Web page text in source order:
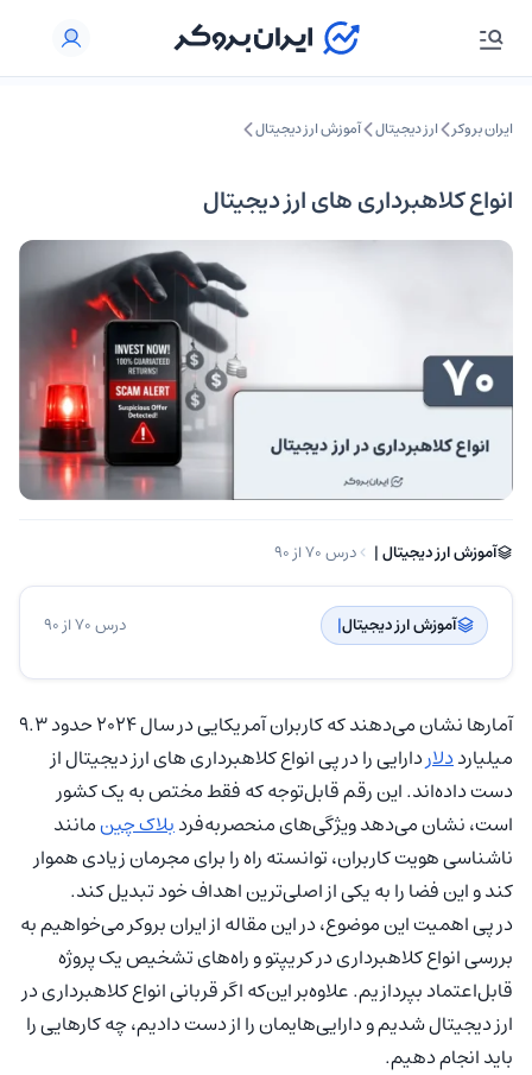
ایران بروکر ارز دیجیتال آموزش ارز دیجیتال
انواع کلاهبرداری های ارز دیجیتال
آموزش ارز دیجیتال | ‌ درس 70 از 90
آموزش ارز دیجیتال| ‌ درس 70 از 90
آمارها نشان می‌دهند که کاربران آمریکایی در سال ۲۰۲۴ حدود ۹.۳
میلیارددلاردارایی را در پی انواع کلاهبرداری های ارز دیجیتال از
دست داده‌اند. این رقم قابل‌توجه که فقط مختص به یک کشور
است، نشان می‌دهد ویژگی‌های منحصربه‌فردبلاک چینمانند
ناشناسی هویت کاربران، توانسته راه را برای مجرمان زیادی هموار
کند و این فضا را به یکی از اصلی‌ترین اهداف خود تبدیل کند.
در پی اهمیت این موضوع، در این مقاله از ایران بروکر می‌خواهیم به
بررسی انواع کلاهبرداری در کریپتو و راه‌های تشخیص یک پروژه
قابل‌اعتماد بپردازیم. علاوه‌بر این‌که اگر قربانی انواع کلاهبرداری در
ارز دیجیتال شدیم و دارایی‌هایمان را از دست دادیم، چه کارهایی را
باید انجام دهیم.